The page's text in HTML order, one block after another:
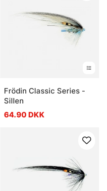
Frödin Classic Series -
Sillen
64.90 DKK